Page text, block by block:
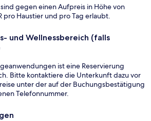
gegen einen Aufpreis in Höhe von
pro Haustier und pro Tag erlaubt.
und Wellnessbereich (falls
ist eine Reservierung
Bitte kontaktiere die Unterkunft dazu vor
unter der auf der Buchungsbestätigung
Telefonnummer.